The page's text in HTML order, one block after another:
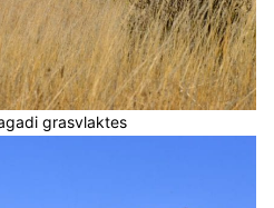
grasvlaktes